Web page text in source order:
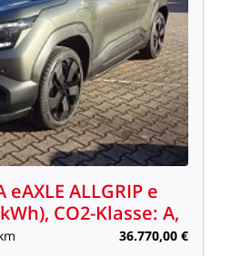
eAXLE ALLGRIP e
kWh), CO2-Klasse: A,
36.770,00 €